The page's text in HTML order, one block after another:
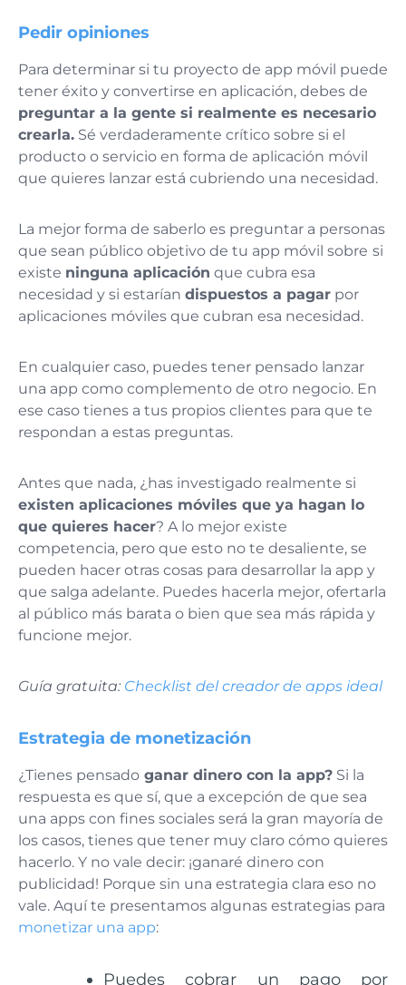
Pedir opiniones
Para determinar si tu proyecto de app móvil puede
tener éxito y convertirse en aplicación, debes de
preguntar a la gente si realmente es necesario
crearla. Sé verdaderamente crítico sobre si el
producto o servicio en forma de aplicación móvil
que quieres lanzar está cubriendo una necesidad.
La mejor forma de saberlo es preguntar a personas
que sean público objetivo de tu app móvil sobre si
existe ninguna aplicación que cubra esa
necesidad y si estarían dispuestos a pagar por
aplicaciones móviles que cubran esa necesidad.
En cualquier caso, puedes tener pensado lanzar
una app como complemento de otro negocio. En
ese caso tienes a tus propios clientes para que te
respondan a estas preguntas.
Antes que nada, ¿has investigado realmente si
existen aplicaciones móviles que ya hagan lo
que quieres hacer? A lo mejor existe
competencia, pero que esto no te desaliente, se
pueden hacer otras cosas para desarrollar la app y
que salga adelante. Puedes hacerla mejor, ofertarla
al público más barata o bien que sea más rápida y
funcione mejor.
Guía gratuita: Checklist del creador de apps ideal
Estrategia de monetización
¿Tienes pensado ganar dinero con la app? Si la
respuesta es que sí, que a excepción de que sea
una apps con fines sociales será la gran mayoría de
los casos, tienes que tener muy claro cómo quieres
hacerlo. Y no vale decir: ¡ganaré dinero con
publicidad! Porque sin una estrategia clara eso no
vale. Aquí te presentamos algunas estrategias para
monetizar una app:
Puedes cobrar un pago por